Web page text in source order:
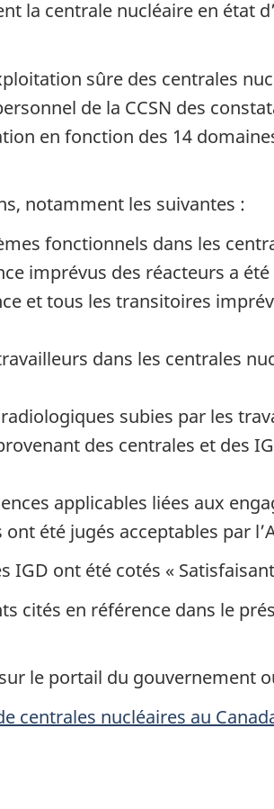
la centrale nucléaire en état
sûre des centrales
de la CCSN des
en fonction des 14
notamment les suivantes :
fonctionnels dans les
imprévus des réacteurs a
et tous les transitoires
dans les centrales
subies par les
des centrales et des
applicables liées aux
été jugés acceptables par
IGD ont été cotés «
cités en référence dans le
le portail du gouvernement
centrales nucléaires au